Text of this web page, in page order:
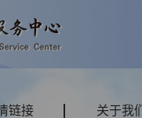
链接 关于我们